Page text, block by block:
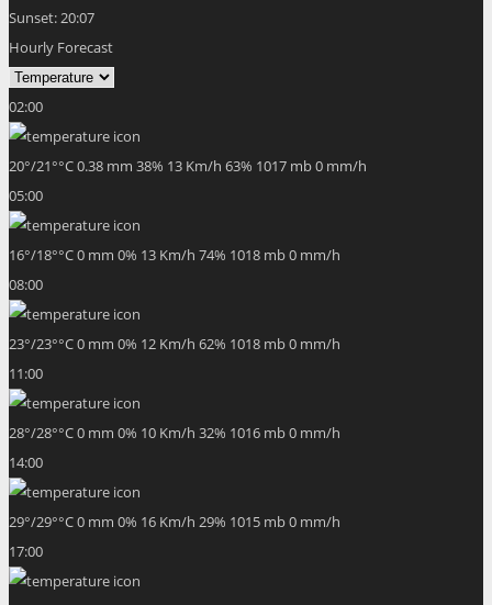
Sunset:20:07
Hourly Forecast
02:00
20°/21°°C0.38 mm 38% 13 Km/h 63% 1017 mb0 mm/h
05:00
16°/18°°C0 mm 0% 13 Km/h 74% 1018 mb0 mm/h
08:00
23°/23°°C0 mm 0% 12 Km/h 62% 1018 mb0 mm/h
11:00
28°/28°°C0 mm 0% 10 Km/h 32% 1016 mb0 mm/h
14:00
29°/29°°C0 mm 0% 16 Km/h 29% 1015 mb0 mm/h
17:00